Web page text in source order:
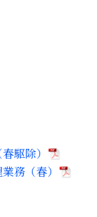
駆除）
務（春）